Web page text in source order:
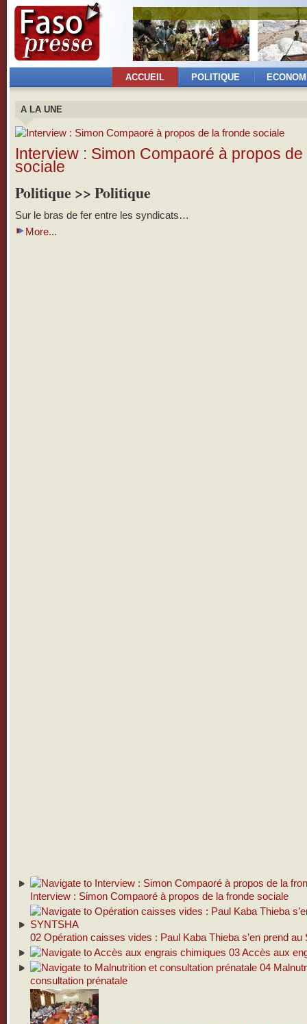
ACCUEIL POLITIQUE
A LA UNE
Interview : Simon Compaoré à propos
sociale
Politique >> Politique
Sur le bras de fer entre les syndicats…
More...
Interview : Simon Compaoré à propos de la fronde sociale
02 Opération caisses vides : Paul Kaba Thieba s’en prend au
03Accès aux
04
consultation prénatale